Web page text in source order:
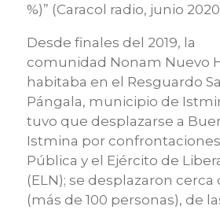
%)” (Caracol radio, junio 2020
Desde finales del 2019, la
comunidad Nonam Nuevo
habitaba en el Resguardo
Pángala, municipio de
tuvo que desplazarse a
Istmina por
Pública y el Ejército de
(ELN); se desplazaron cerca
(más de 100 personas), de